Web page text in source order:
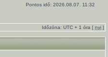
Pontos idő: 2026.08.07. 11:32
Időzóna: UTC + 1 óra [ nyi ]